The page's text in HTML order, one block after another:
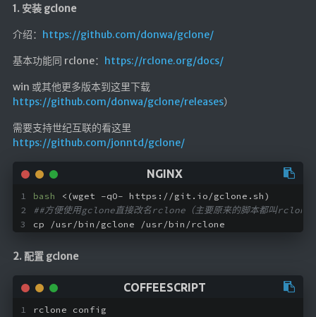
1. 安装 gclone
介绍： https://github.com/donwa/gclone/
基本功能同 rclone： https://rclone.org/docs/
win 或其他更多版本到这里下载
https://github.com/donwa/gclone/releases）
需要支持世纪互联的看这里
https://github.com/jonntd/gclone/
bash
<(wget -qO- https://git.io/gclone.sh)
##方便使用gclone直接改名rclone（主要原来的脚本都叫rclone
cp /usr/bin/gclone /usr/bin/rclone
2. 配置 gclone
rclone config